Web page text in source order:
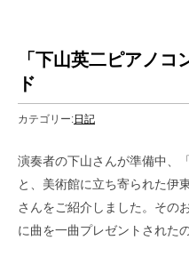
「下山英二ピアノ
ド
カテゴリー:日記
演奏者の下山さんが準備中、
と、美術館に立ち寄られた伊
さんをご紹介しました。その
に曲を一曲プレゼントされたの